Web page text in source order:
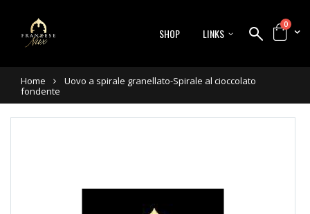
SHOP LINKS
0
Home
Uovo a spirale granellato-Spirale al cioccolato
fondente